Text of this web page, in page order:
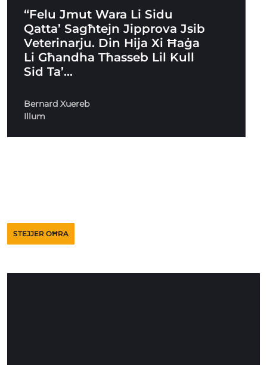
“Felu Jmut Wara Li Sidu
Qatta’ Sagħtejn Jipprova Jsib
Veterinarju. Din Hija Xi Ħaġa
Li Għandha Tħasseb Lil Kull
Sid Ta’…
Bernard Xuereb
Illum
STEJJER OĦRA